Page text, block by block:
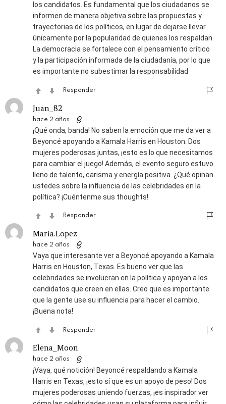
los candidatos. Es fundamental que los ciudadanos se
informen de manera objetiva sobre las propuestas y
trayectorias de los políticos, en lugar de dejarse llevar
únicamente por la popularidad de quienes los respaldan.
La democracia se fortalece con el pensamiento crítico
y la participación informada de la ciudadanía, por lo que
es importante no subestimar la responsabilidad
Responder
Juan_82
hace 2 años
¡Qué onda, banda! No saben la emoción que me da ver a
Beyoncé apoyando a Kamala Harris en Houston. Dos
mujeres poderosas juntas, ¡esto es lo que necesitamos
para cambiar el juego! Además, el evento seguro estuvo
lleno de talento, carisma y energía positiva. ¿Qué opinan
ustedes sobre la influencia de las celebridades en la
política? ¡Cuéntenme sus thoughts!
Responder
Maria.Lopez
hace 2 años
Vaya que interesante ver a Beyoncé apoyando a Kamala
Harris en Houston, Texas. Es bueno ver que las
celebridades se involucran en la política y apoyan a los
candidatos que creen en ellas. Creo que es importante
que la gente use su influencia para hacer el cambio.
¡Buena nota!
Responder
Elena_Moon
hace 2 años
¡Vaya, qué notición! Beyoncé respaldando a Kamala
Harris en Texas, ¡esto sí que es un apoyo de peso! Dos
mujeres poderosas uniendo fuerzas, ¡es inspirador ver